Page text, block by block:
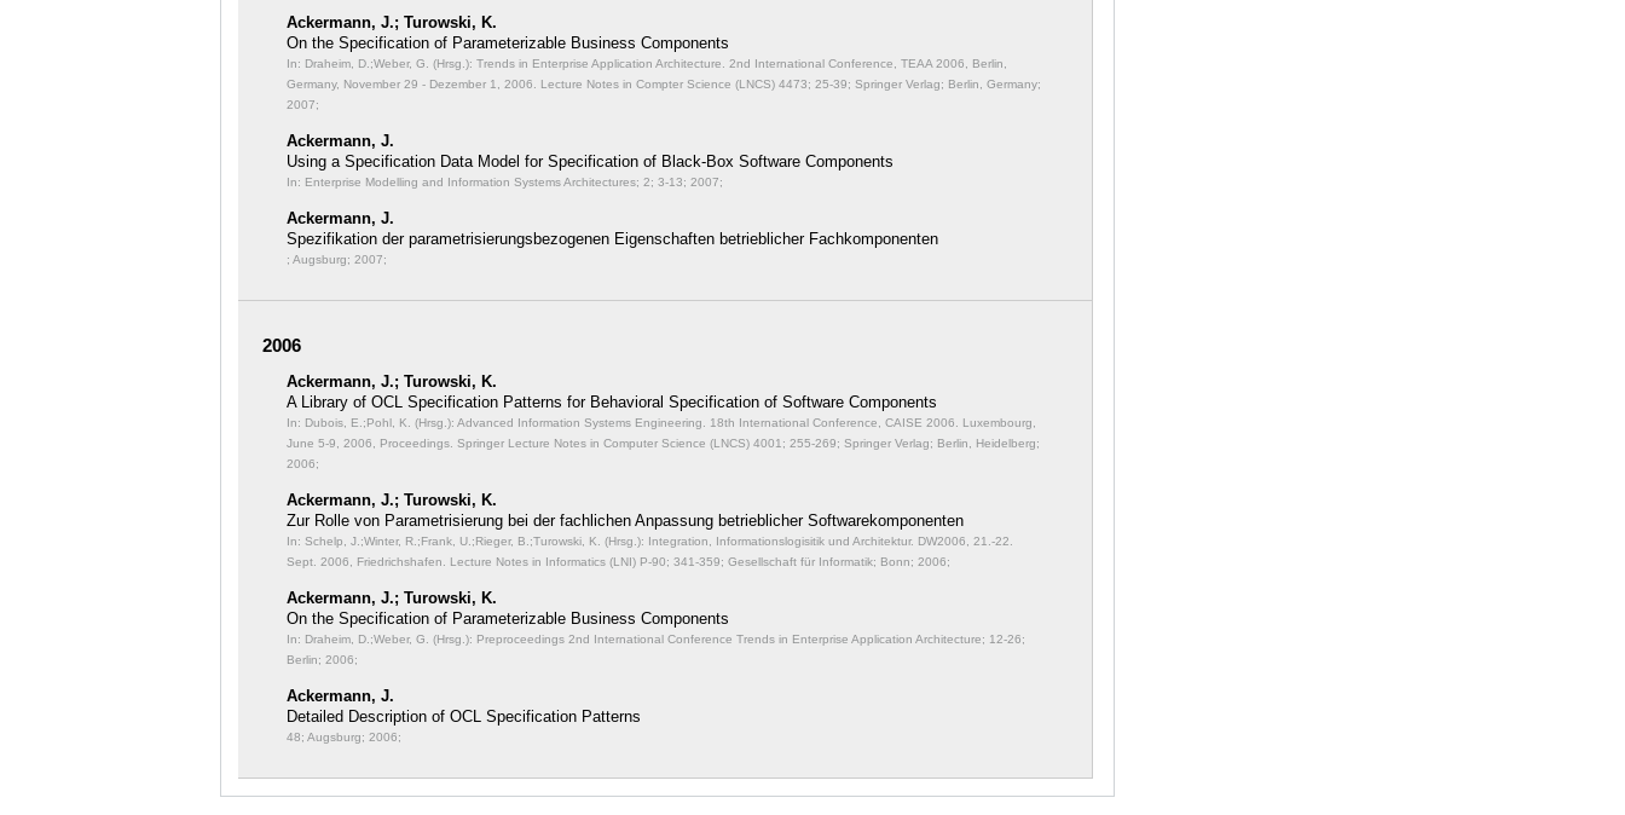
Ackermann, J.; Turowski, K.
On the Specification of Parameterizable Business Components
In: Draheim, D.;Weber, G. (Hrsg.): Trends in Enterprise Application Architecture. 2nd International Conference, TEAA 2006, Berlin,
Germany, November 29 - Dezember 1, 2006. Lecture Notes in Compter Science (LNCS) 4473; 25-39; Springer Verlag; Berlin, Germany;
2007;
Ackermann, J.
Using a Specification Data Model for Specification of Black-Box Software Components
In: Enterprise Modelling and Information Systems Architectures; 2; 3-13; 2007;
Ackermann, J.
Spezifikation der parametrisierungsbezogenen Eigenschaften betrieblicher Fachkomponenten
; Augsburg; 2007;
2006
Ackermann, J.; Turowski, K.
A Library of OCL Specification Patterns for Behavioral Specification of Software Components
In: Dubois, E.;Pohl, K. (Hrsg.): Advanced Information Systems Engineering. 18th International Conference, CAISE 2006. Luxembourg,
June 5-9, 2006, Proceedings. Springer Lecture Notes in Computer Science (LNCS) 4001; 255-269; Springer Verlag; Berlin, Heidelberg;
2006;
Ackermann, J.; Turowski, K.
Zur Rolle von Parametrisierung bei der fachlichen Anpassung betrieblicher Softwarekomponenten
In: Schelp, J.;Winter, R.;Frank, U.;Rieger, B.;Turowski, K. (Hrsg.): Integration, Informationslogisitik und Architektur. DW2006, 21.-22.
Sept. 2006, Friedrichshafen. Lecture Notes in Informatics (LNI) P-90; 341-359; Gesellschaft für Informatik; Bonn; 2006;
Ackermann, J.; Turowski, K.
On the Specification of Parameterizable Business Components
In: Draheim, D.;Weber, G. (Hrsg.): Preproceedings 2nd International Conference Trends in Enterprise Application Architecture; 12-26;
Berlin; 2006;
Ackermann, J.
Detailed Description of OCL Specification Patterns
48; Augsburg; 2006;